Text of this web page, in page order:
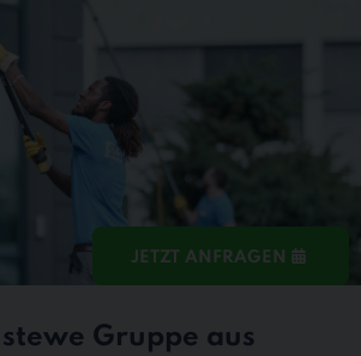
JETZT ANFRAGEN
Gruppe aus